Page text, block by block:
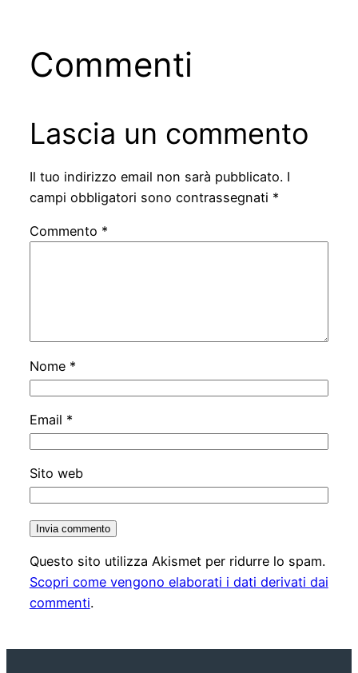
Commenti
Lascia un commento
Il tuo indirizzo email non sarà pubblicato. I
campi obbligatori sono contrassegnati *
Commento *
Nome *
Email *
Sito web
Questo sito utilizza Akismet per ridurre lo spam.
Scopri come vengono elaborati i dati derivati dai
commenti.